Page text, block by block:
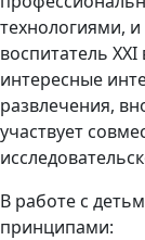
технологиями,
воспитатель
интересные
развлечения,
участвует
В работе с
принципами: